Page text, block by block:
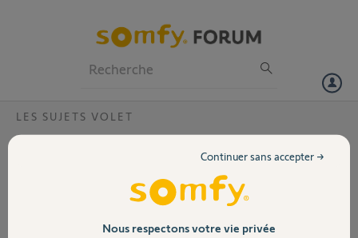
Volet
LES SUJETS VOLET
Suite à l orage Reprogramer ma commande
Suite à l l'orage je veux
reprogrammer ma télécommande d
un volet io
Nous respectons votre vie privée
Continuer sans accepter →